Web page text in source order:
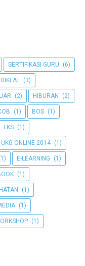
SERTIFIKASI GURU (6)
DIKLAT (3)
(2) HIBURAN (2)
(1) BOS (1)
LKS (1)
UKG ONLINE 2014 (1)
E-LEARNING (1)
(1)
(1)
(1)
(1)